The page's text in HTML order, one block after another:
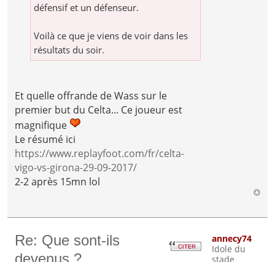
défensif et un défenseur.
Voilà ce que je viens de voir dans les
résultats du soir.
Et quelle offrande de Wass sur le
premier but du Celta... Ce joueur est
magnifique
Le résumé ici
https://www.replayfoot.com/fr/celta-
vigo-vs-girona-29-09-2017/
2-2 après 15mn lol
Re: Que sont-ils
annecy74
Idole du
stade